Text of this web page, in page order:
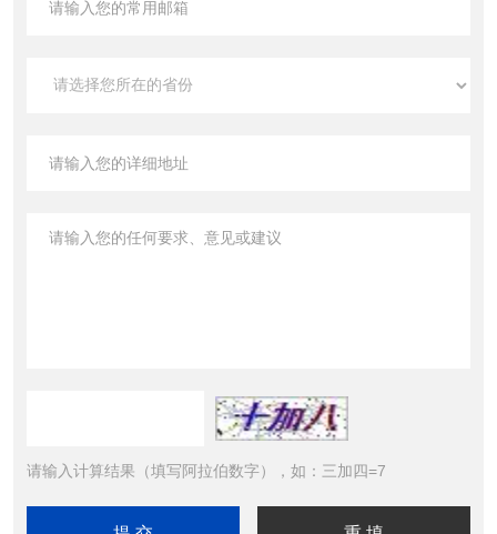
请输入计算结果（填写阿拉伯数字），如：三加四=7